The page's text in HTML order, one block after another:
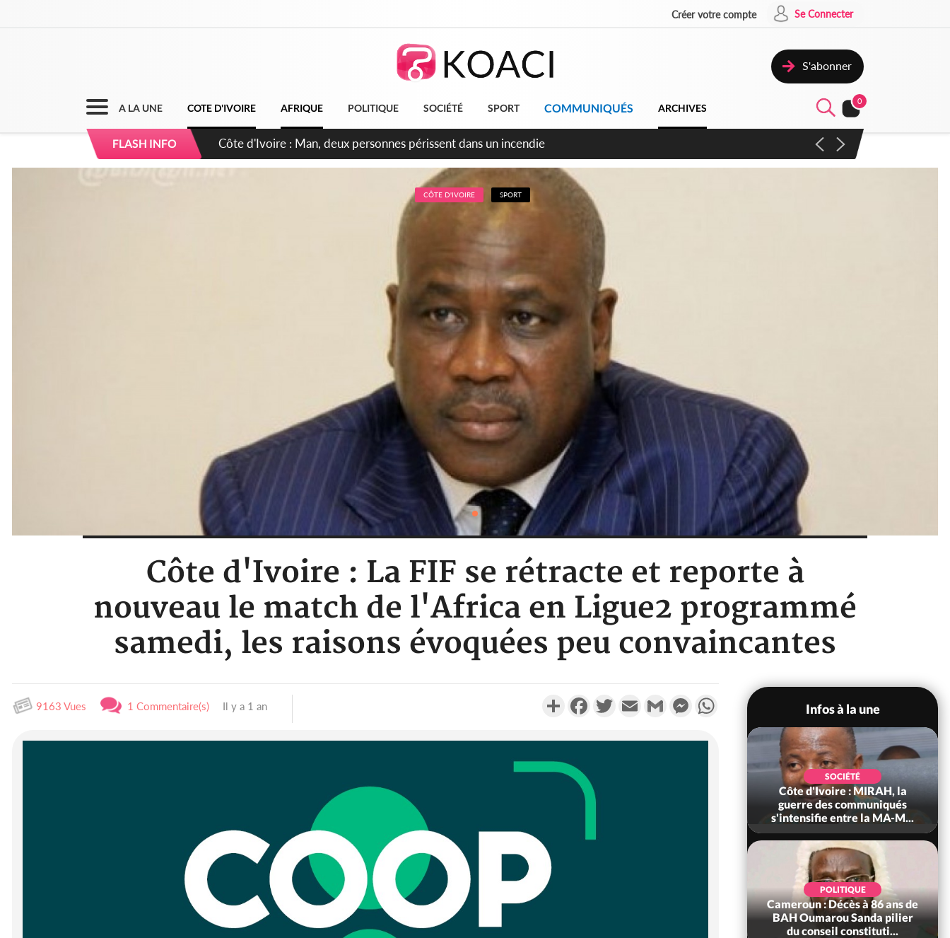
Créer votre compte Se Connecter
S'abonner
A LA UNE COTE D'IVOIRE AFRIQUE POLITIQUE SOCIÉTÉ SPORT COMMUNIQUÉS ARCHIVES
0
FLASH INFO
Côte d'Ivoire : Séileu, la célébration de la fête nationale transformée en vaste campagne contre les produits
dépigmentants dangereux
CÔTE D'IVOIRE SPORT
Côte d'Ivoire : La FIF se rétracte et reporte à
nouveau le match de l'Africa en Ligue2 programmé
samedi, les raisons évoquées peu convaincantes
9163 Vues 1 Commentaire(s) Il y a 1 an PartagerFacebookTwitterEmail Gmail MessengerWhatsApp
Infos à la une
Côte d'Ivoire : Man, deux
personnes périssent dans un
SOCIÉTÉ
Côte d'Ivoire : MIRAH, la
guerre des communiqués
s'intensifie entre la MA-M...
POLITIQUE
Cameroun : Décès à 86 ans de
BAH Oumarou Sanda pilier
du conseil constituti...